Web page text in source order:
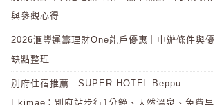
與參觀心得
2026滙豐運籌理財One能戶優惠｜申辦條件與優
缺點整理
別府住宿推薦｜SUPER HOTEL Beppu
Ekimae：別府站步行1分鐘、天然溫泉、免費早